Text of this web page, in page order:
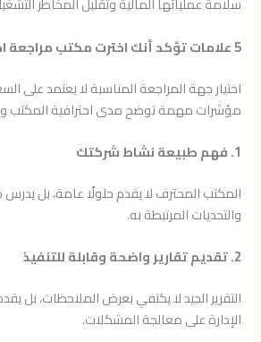
5 علامات تؤكد أنك اخترت مكتب مراجعة احترافي
اختيار جهة المراجعة المناسبة لا يعتمد على
مؤشرات مهمة توضح مدى احترافية المكتب
1. فهم طبيعة نشاط شركتك
المكتب المحترف لا يقدم حلولًا عامة، بل
والتحديات المرتبطة به.
2. تقديم تقارير واضحة وقابلة للتنفيذ
التقرير الجيد لا يكتفي بعرض الملاحظات، بل
الإدارة على معالجة المشكلات.